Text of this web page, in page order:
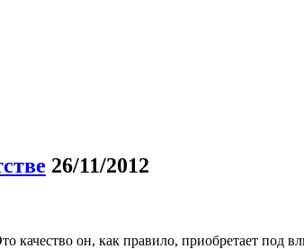
26/11/2012
качество он, как правило, приобретает